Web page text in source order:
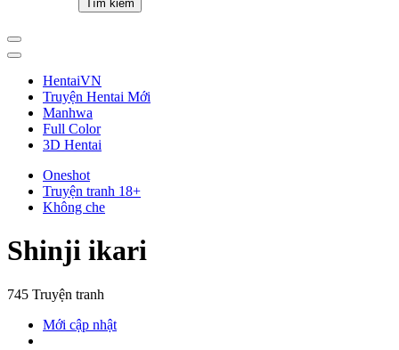
HentaiVN
Truyện Hentai Mới
Manhwa
Full Color
3D Hentai
Oneshot
Truyện tranh 18+
Không che
Shinji ikari
745 Truyện tranh
Mới cập nhật